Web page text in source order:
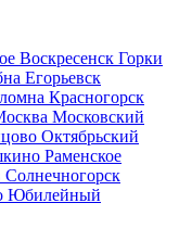
Воскресенск Горки
Егорьевск
Красногорск
Московский
Октябрьский
Раменское
Солнечногорск
Юбилейный